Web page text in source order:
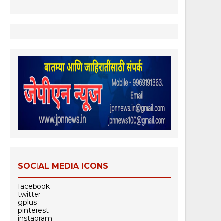
SOCIAL MEDIA ICONS
facebook
twitter
gplus
pinterest
instagram